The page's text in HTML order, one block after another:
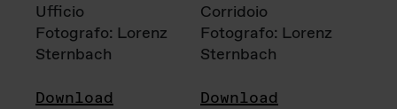
Ufficio
Fotografo: Lorenz
Sternbach
Download
Corridoio
Fotografo: Lorenz
Sternbach
Download